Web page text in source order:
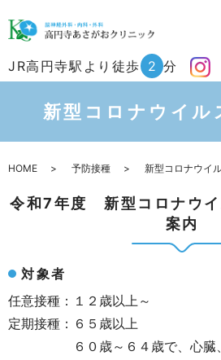
JR高円寺駅より徒歩 2 分
新型コロナウイル
HOME 予防接種 新型コロナウイ
令和7年度 新型コロナウイ
案内
対象者
任意接種：１２歳以上～
定期接種：６５歳以上
６０歳～６４歳で、心臓、